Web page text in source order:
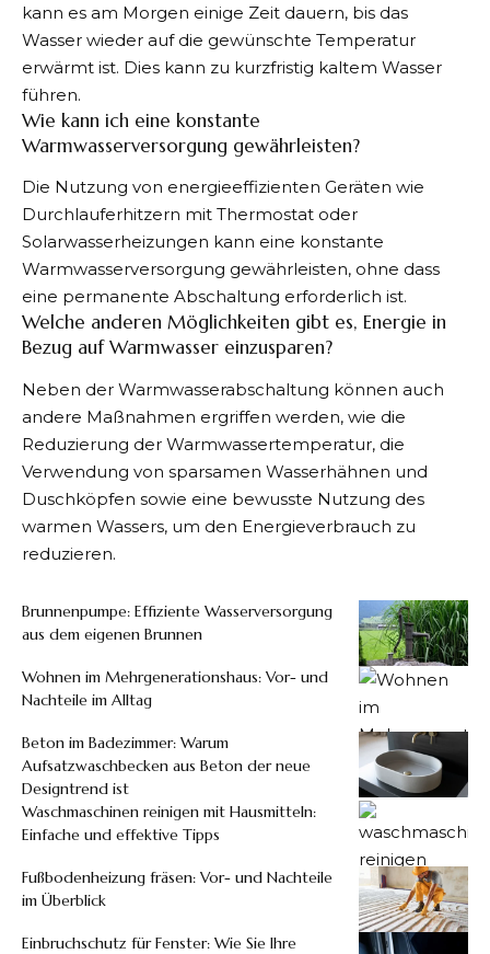
kann es am Morgen einige Zeit dauern, bis das
Wasser wieder auf die gewünschte Temperatur
erwärmt ist. Dies kann zu kurzfristig kaltem Wasser
führen.
Wie kann ich eine konstante
Warmwasserversorgung gewährleisten?
Die Nutzung von energieeffizienten Geräten wie
Durchlauferhitzern mit Thermostat oder
Solarwasserheizungen kann eine konstante
Warmwasserversorgung gewährleisten, ohne dass
eine permanente Abschaltung erforderlich ist.
Welche anderen Möglichkeiten gibt es, Energie in
Bezug auf Warmwasser einzusparen?
Neben der Warmwasserabschaltung können auch
andere Maßnahmen ergriffen werden, wie die
Reduzierung der Warmwassertemperatur, die
Verwendung von sparsamen Wasserhähnen und
Duschköpfen sowie eine bewusste Nutzung des
warmen Wassers, um den Energieverbrauch zu
reduzieren.
Brunnenpumpe: Effiziente Wasserversorgung
aus dem eigenen Brunnen
Wohnen im Mehrgenerationshaus: Vor- und
Nachteile im Alltag
Beton im Badezimmer: Warum
Aufsatzwaschbecken aus Beton der neue
Designtrend ist
Waschmaschinen reinigen mit Hausmitteln:
Einfache und effektive Tipps
Fußbodenheizung fräsen: Vor- und Nachteile
im Überblick
Einbruchschutz für Fenster: Wie Sie Ihre